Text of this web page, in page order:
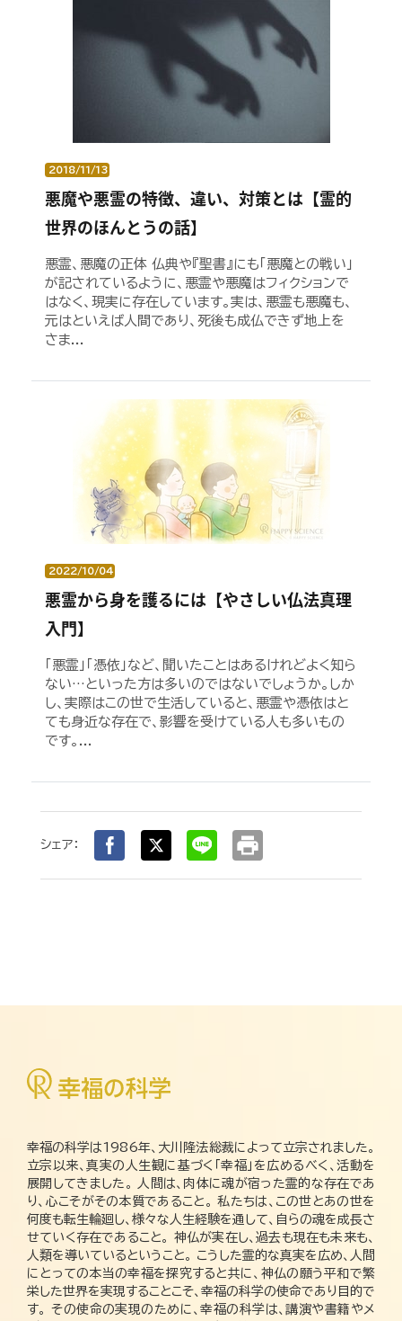
2018/11/13
悪魔や悪霊の特徴、違い、対策とは【霊的
世界のほんとうの話】
悪霊、悪魔の正体 仏典や『聖書』にも「悪魔との戦い」
が記されているように、悪霊や悪魔はフィクションで
はなく、現実に存在しています。実は、悪霊も悪魔も、
元はといえば人間であり、死後も成仏できず地上を
さま...
2022/10/04
悪霊から身を護るには【やさしい仏法真理
入門】
「悪霊」「憑依」など、聞いたことはあるけれどよく知ら
ない…といった方は多いのではないでしょうか。しか
し、実際はこの世で生活していると、悪霊や憑依はと
ても身近な存在で、影響を受けている人も多いもの
です。...
シェア： print
幸福の科学は1986年、大川隆法総裁によって立宗されました。
立宗以来、真実の人生観に基づく「幸福」を広めるべく、活動を
展開してきました。 人間は、肉体に魂が宿った霊的な存在であ
り、心こそがその本質であること。 私たちは、この世とあの世を
何度も転生輪廻し、様々な人生経験を通して、自らの魂を成長さ
せていく存在であること。 神仏が実在し、過去も現在も未来も、
人類を導いているということ。 こうした霊的な真実を広め、人間
にとっての本当の幸福を探究すると共に、神仏の願う平和で繁
栄した世界を実現することこそ、幸福の科学の使命であり目的で
す。 その使命の実現のために、幸福の科学は、講演や書籍やメ